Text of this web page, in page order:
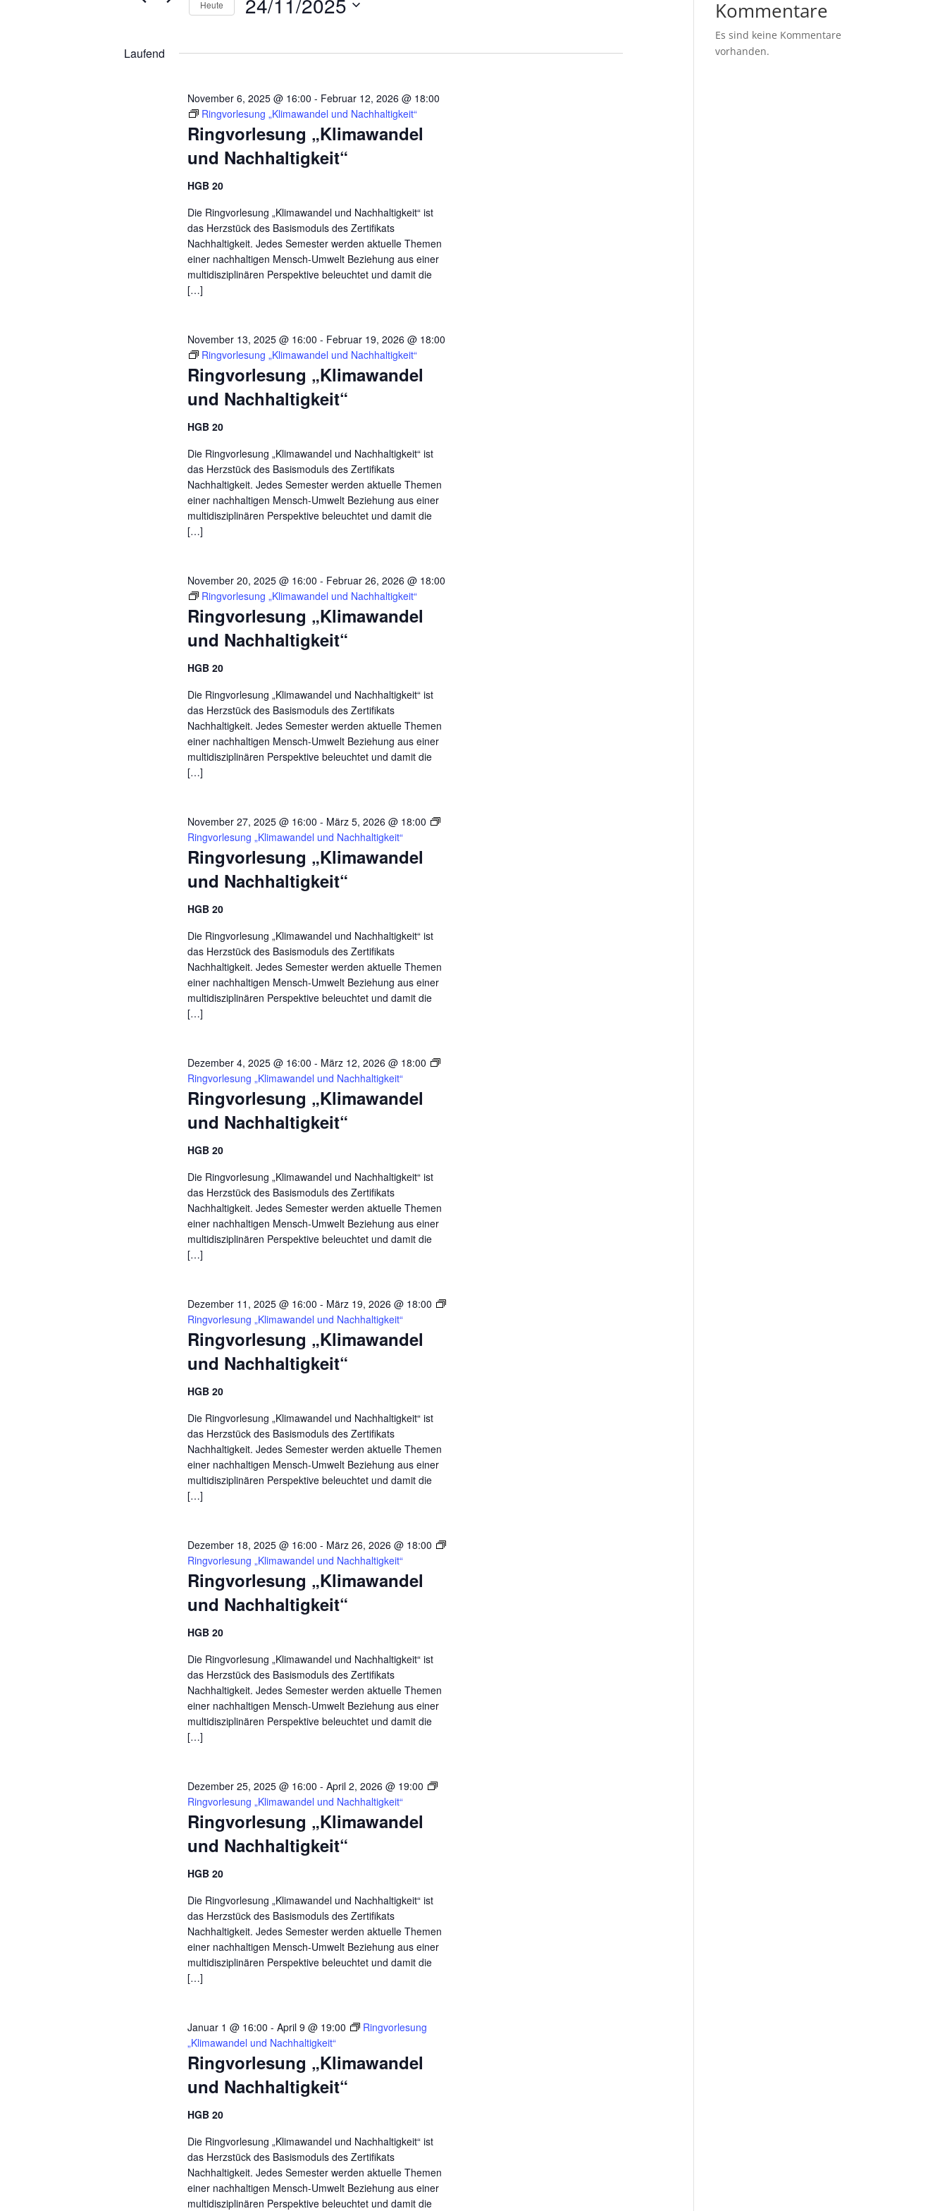
VeranstaltungenHeute
Laufend
Ringvorlesung „Klimawandel
und Nachhaltigkeit“
November 6, 2025 @ 16:00 - Februar 12, 2026 @ 18:00
Ringvorlesung „Klimawandel und Nachhaltigkeit“
HGB 20
Die Ringvorlesung „Klimawandel und Nachhaltigkeit“ ist
das Herzstück des Basismoduls des Zertifikats
Nachhaltigkeit. Jedes Semester werden aktuelle Themen
einer nachhaltigen Mensch-Umwelt Beziehung aus einer
multidisziplinären Perspektive beleuchtet und damit die
[…]
Ringvorlesung „Klimawandel
und Nachhaltigkeit“
November 13, 2025 @ 16:00 - Februar 19, 2026 @ 18:00
Ringvorlesung „Klimawandel und Nachhaltigkeit“
HGB 20
Die Ringvorlesung „Klimawandel und Nachhaltigkeit“ ist
das Herzstück des Basismoduls des Zertifikats
Nachhaltigkeit. Jedes Semester werden aktuelle Themen
einer nachhaltigen Mensch-Umwelt Beziehung aus einer
multidisziplinären Perspektive beleuchtet und damit die
[…]
Ringvorlesung „Klimawandel
und Nachhaltigkeit“
November 20, 2025 @ 16:00 - Februar 26, 2026 @ 18:00
Ringvorlesung „Klimawandel und Nachhaltigkeit“
HGB 20
Die Ringvorlesung „Klimawandel und Nachhaltigkeit“ ist
das Herzstück des Basismoduls des Zertifikats
Nachhaltigkeit. Jedes Semester werden aktuelle Themen
einer nachhaltigen Mensch-Umwelt Beziehung aus einer
multidisziplinären Perspektive beleuchtet und damit die
[…]
Ringvorlesung „Klimawandel
und Nachhaltigkeit“
November 27, 2025 @ 16:00 - März 5, 2026 @ 18:00
Ringvorlesung „Klimawandel und Nachhaltigkeit“
HGB 20
Die Ringvorlesung „Klimawandel und Nachhaltigkeit“ ist
das Herzstück des Basismoduls des Zertifikats
Nachhaltigkeit. Jedes Semester werden aktuelle Themen
einer nachhaltigen Mensch-Umwelt Beziehung aus einer
multidisziplinären Perspektive beleuchtet und damit die
[…]
Ringvorlesung „Klimawandel
und Nachhaltigkeit“
Dezember 4, 2025 @ 16:00 - März 12, 2026 @ 18:00
Ringvorlesung „Klimawandel und Nachhaltigkeit“
HGB 20
Die Ringvorlesung „Klimawandel und Nachhaltigkeit“ ist
das Herzstück des Basismoduls des Zertifikats
Nachhaltigkeit. Jedes Semester werden aktuelle Themen
einer nachhaltigen Mensch-Umwelt Beziehung aus einer
multidisziplinären Perspektive beleuchtet und damit die
[…]
Ringvorlesung „Klimawandel
und Nachhaltigkeit“
Dezember 11, 2025 @ 16:00 - März 19, 2026 @ 18:00
Ringvorlesung „Klimawandel und Nachhaltigkeit“
HGB 20
Die Ringvorlesung „Klimawandel und Nachhaltigkeit“ ist
das Herzstück des Basismoduls des Zertifikats
Nachhaltigkeit. Jedes Semester werden aktuelle Themen
einer nachhaltigen Mensch-Umwelt Beziehung aus einer
multidisziplinären Perspektive beleuchtet und damit die
[…]
Ringvorlesung „Klimawandel
und Nachhaltigkeit“
Dezember 18, 2025 @ 16:00 - März 26, 2026 @ 18:00
Ringvorlesung „Klimawandel und Nachhaltigkeit“
HGB 20
Die Ringvorlesung „Klimawandel und Nachhaltigkeit“ ist
das Herzstück des Basismoduls des Zertifikats
Nachhaltigkeit. Jedes Semester werden aktuelle Themen
einer nachhaltigen Mensch-Umwelt Beziehung aus einer
multidisziplinären Perspektive beleuchtet und damit die
[…]
Ringvorlesung „Klimawandel
und Nachhaltigkeit“
Dezember 25, 2025 @ 16:00 -April 2, 2026 @ 19:00
Ringvorlesung „Klimawandel und Nachhaltigkeit“
HGB 20
Die Ringvorlesung „Klimawandel und Nachhaltigkeit“ ist
das Herzstück des Basismoduls des Zertifikats
Nachhaltigkeit. Jedes Semester werden aktuelle Themen
einer nachhaltigen Mensch-Umwelt Beziehung aus einer
multidisziplinären Perspektive beleuchtet und damit die
[…]
Ringvorlesung „Klimawandel
und Nachhaltigkeit“
Januar 1 @ 16:00 -April 9 @ 19:00
Ringvorlesung
„Klimawandel und Nachhaltigkeit“
HGB 20
Die Ringvorlesung „Klimawandel und Nachhaltigkeit“ ist
das Herzstück des Basismoduls des Zertifikats
Nachhaltigkeit. Jedes Semester werden aktuelle Themen
einer nachhaltigen Mensch-Umwelt Beziehung aus einer
multidisziplinären Perspektive beleuchtet und damit die
Kommentare
Es sind keine Kommentare
vorhanden.